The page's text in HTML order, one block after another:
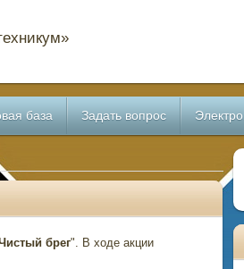
база Задать вопрос
брег". В ходе акции